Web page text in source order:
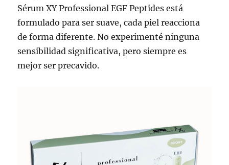
Sérum XY Professional EGF Peptides está
formulado para ser suave, cada piel reacciona
de forma diferente. No experimenté ninguna
sensibilidad significativa, pero siempre es
mejor ser precavido.